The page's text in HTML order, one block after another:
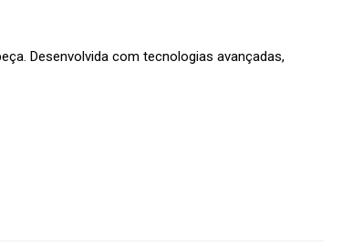
Desenvolvida com tecnologias avançadas,